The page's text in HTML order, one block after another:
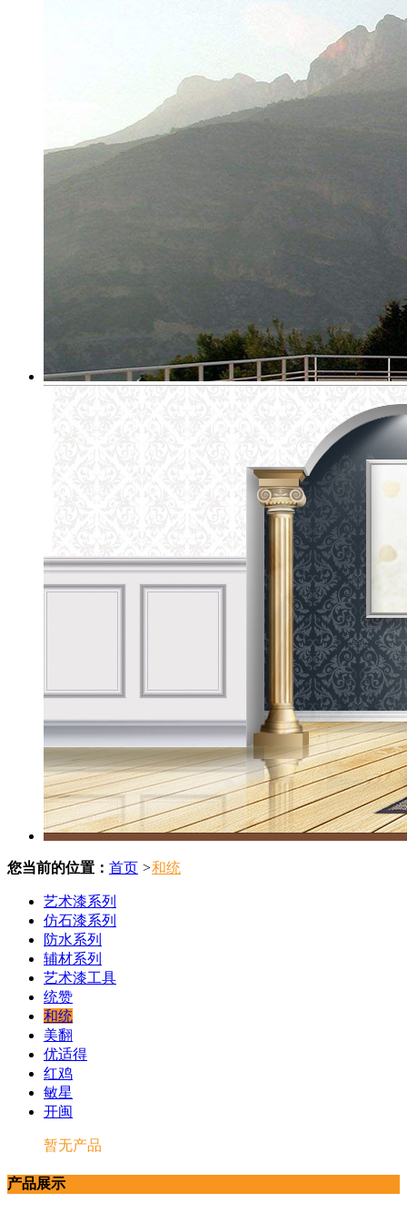
您当前的位置： 首页 >和统
艺术漆系列
仿石漆系列
防水系列
辅材系列
艺术漆工具
统赞
和统
美翻
优适得
红鸡
敏星
开闽
暂无产品
产品展示